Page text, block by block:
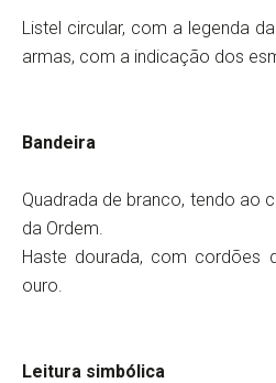
Listel circular, com a legenda
armas, com a indicação dos
Bandeira
Quadrada de branco, tendo ao
da Ordem.
Haste dourada, com cordões
ouro.
Leitura simbólica